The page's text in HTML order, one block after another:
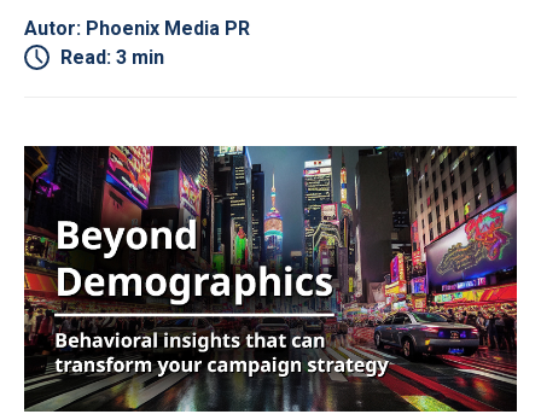
Autor: Phoenix Media PR
Read: 3 min